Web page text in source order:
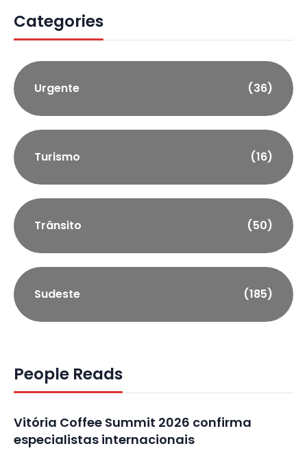
Categories
Urgente (36)
Turismo (16)
Trânsito (50)
Sudeste (185)
People Reads
Vitória Coffee Summit 2026 confirma
especialistas internacionais